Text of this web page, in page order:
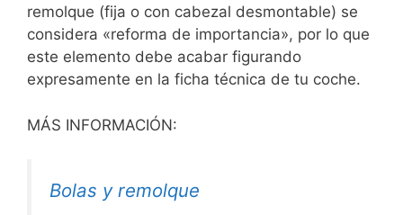
remolque (fija o con cabezal desmontable) se
considera «reforma de importancia», por lo que
este elemento debe acabar figurando
expresamente en la ficha técnica de tu coche.
MÁS INFORMACIÓN:
Bolas y remolque